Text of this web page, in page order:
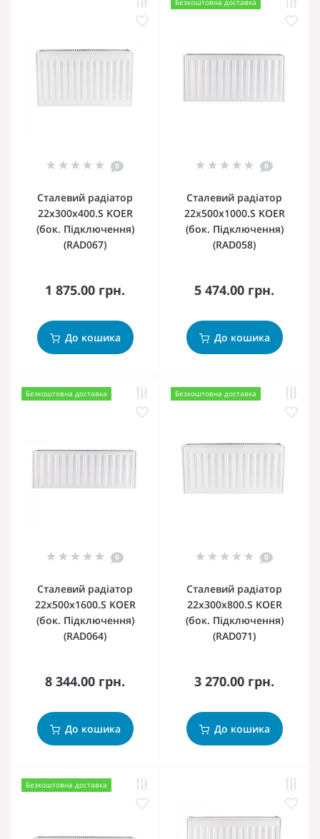
0
Сталевий радіатор
22х300х400.S KOER
(бок. Підключення)
(RAD067)
1 875.00 грн.
До кошика
Безкоштовна доставка
0
Сталевий радіатор
22х500х1000.S KOER
(бок. Підключення)
(RAD058)
5 474.00 грн.
До кошика
Безкоштовна доставка
0
Сталевий радіатор
22х500х1600.S KOER
(бок. Підключення)
(RAD064)
8 344.00 грн.
До кошика
Безкоштовна доставка
0
Сталевий радіатор
22х300х800.S KOER
(бок. Підключення)
(RAD071)
3 270.00 грн.
До кошика
Безкоштовна доставка